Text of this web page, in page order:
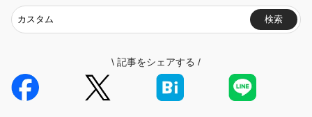
検索
\ 記事をシェアする /